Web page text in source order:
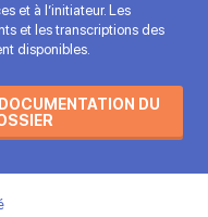
et à l’initiateur. Les
et les transcriptions des
disponibles.
DU